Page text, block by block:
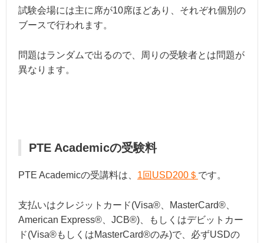
試験会場には主に席が10席ほどあり、それぞれ個別の
ブースで行われます。
問題はランダムで出るので、周りの受験者とは問題が
異なります。
PTE Academicの受験料
PTE Academicの受講料は、 1回USD200＄ です。
支払いはクレジットカード(Visa®、MasterCard®、
American Express®、JCB®)、もしくはデビットカー
ド(Visa®もしくはMasterCard®のみ)で、必ずUSDの